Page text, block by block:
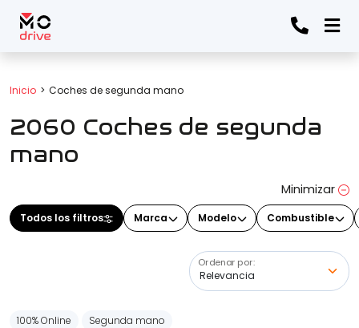
Inicio Coches de segunda mano
2060 Coches de segunda
mano
Minimizar
Todos los filtros Marca Modelo Combustible
Ordenar por:
Todos los filtros
Marca
Modelo
(Elige uno o varios modelos)
100% Online Segunda mano